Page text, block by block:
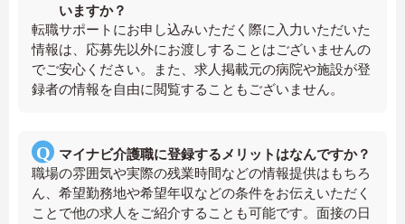
いますか？
転職サポートにお申し込みいただく際に入力いただいた
情報は、応募先以外にお渡しすることはございませんの
でご安心ください。また、求人掲載元の病院や施設が登
録者の情報を自由に閲覧することもございません。
マイナビ介護職に登録するメリットはなんですか？
職場の雰囲気や実際の残業時間などの情報提供はもちろ
ん、希望勤務地や希望年収などの条件をお伝えいただく
ことで他の求人をご紹介することも可能です。面接の日